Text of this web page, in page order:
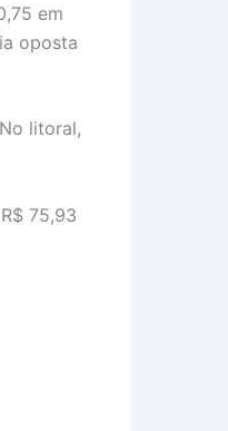
em
oposta
litoral,
75,93